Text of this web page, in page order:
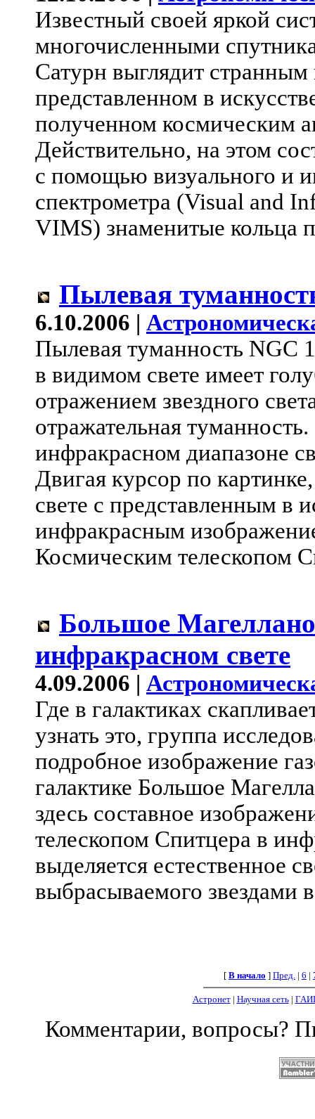
Известный своей яркой
многочисленными
Сатурн выглядит
представленном в
полученном космическим
Действительно, на этом
с помощью визуального и
спектрометра (Visual and
VIMS) знаменитые кольца
Пылевая
6.10.2006 |
Пылевая туманность NGC
в видимом свете имеет
отражением звездного
отражательная
инфракрасном диапазоне
Двигая курсор по
свете с представленным в
инфракрасным
Космическим телескопом
Большое
инфракрасном свете
4.09.2006 |
Где в галактиках
узнать это, группа
подробное изображение
галактике Большое
здесь составное
телескопом Спитцера в
выделяется естественное
выбрасываемого звездами
[ В начало ] Пред. | 6 |
Астронет| Научная сеть|
Комментарии, вопросы?